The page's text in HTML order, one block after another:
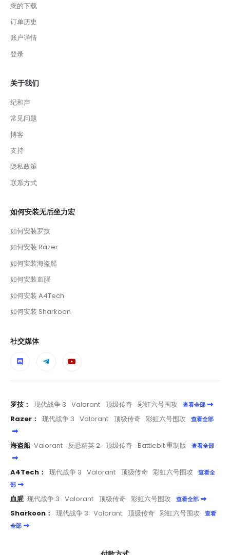
您的下载
订单历史
账户详情
登录
关于我们
纪和声
常见问题
博客
支持
隐私政策
联系方式
如何安装无后坐力宏
如何安装罗技
如何安装 Razer
如何安装海盗船
如何安装血腥
如何安装 A4Tech
如何安装 Sharkoon
社交媒体
罗技： 现代战争 3 Valorant 顶级传奇 彩虹六号围攻 查看全部
Razer： 现代战争 3 Valorant 顶级传奇 彩虹六号围攻 查看全部
海盗船 Valorant 反恐精英 2 顶级传奇 Battlebit 重制版 查看全部
A4Tech： 现代战争 3 Valorant 顶级传奇 彩虹六号围攻
查看全
部
血腥 现代战争 3 Valorant 顶级传奇 彩虹六号围攻 查看全部
Sharkoon： 现代战争 3 Valorant 顶级传奇 彩虹六号围攻
查看
全部